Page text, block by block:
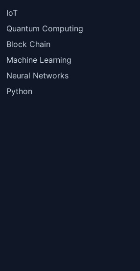
IoT
Quantum Computing
Block Chain
Machine Learning
Neural Networks
Python